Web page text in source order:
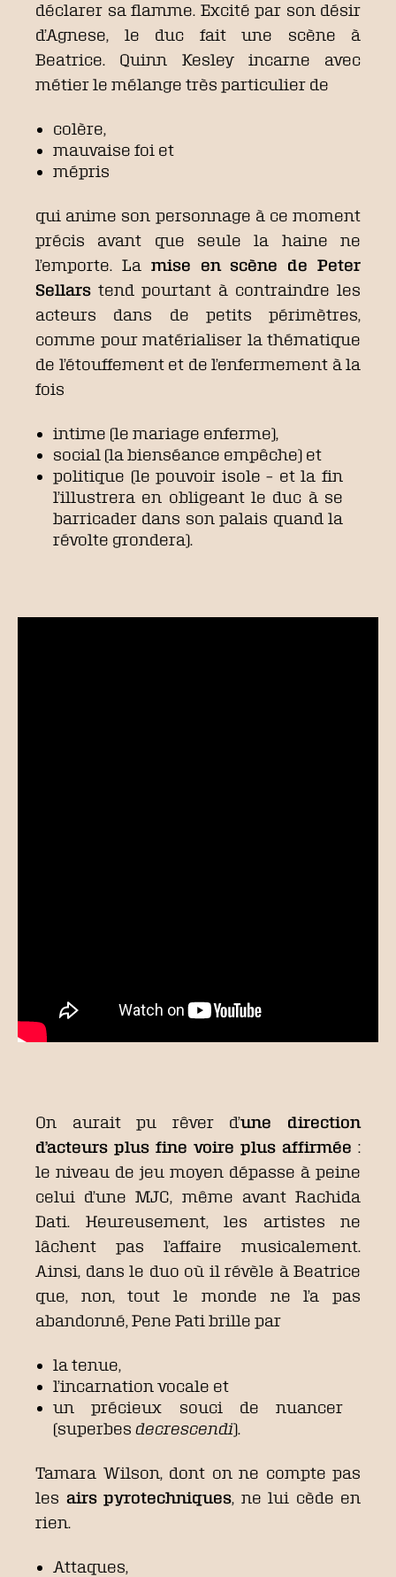
déclarer sa flamme. Excité par son désir
d’Agnese, le duc fait une scène à
Beatrice. Quinn Kesley incarne avec
métier le mélange très particulier de
colère,
mauvaise foi et
mépris
qui anime son personnage à ce moment
précis avant que seule la haine ne
l’emporte. La mise en scène de Peter
Sellars tend pourtant à contraindre les
acteurs dans de petits périmètres,
comme pour matérialiser la thématique
de l’étouffement et de l’enfermement à la
fois
intime (le mariage enferme),
social (la bienséance empêche) et
politique (le pouvoir isole – et la fin
l’illustrera en obligeant le duc à se
barricader dans son palais quand la
révolte grondera).
On aurait pu rêver d’une direction
d’acteurs plus fine voire plus affirmée :
le niveau de jeu moyen dépasse à peine
celui d’une MJC, même avant Rachida
Dati. Heureusement, les artistes ne
lâchent pas l’affaire musicalement.
Ainsi, dans le duo où il révèle à Beatrice
que, non, tout le monde ne l’a pas
abandonné, Pene Pati brille par
la tenue,
l’incarnation vocale et
un précieux souci de nuancer
(superbes decrescendi).
Tamara Wilson, dont on ne compte pas
les airs pyrotechniques , ne lui cède en
rien.
Attaques,